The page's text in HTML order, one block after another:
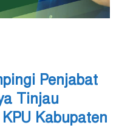
Penjabat
Tinjau
Kabupaten